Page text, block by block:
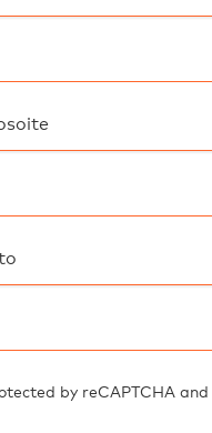
by reCAPTCHA